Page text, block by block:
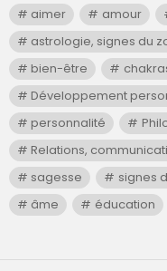
aimer amour
astrologie, signes du
bien-être
Développement
personnalité
Relations,
sagesse
signes
âme
éducation